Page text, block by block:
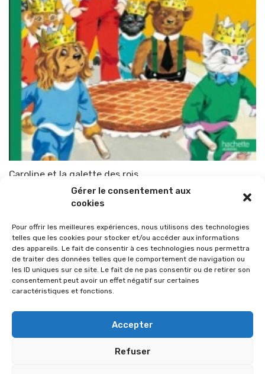
Gérer le consentement aux
cookies
Pour offrir les meilleures expériences, nous utilisons des technologies
telles que les cookies pour stocker et/ou accéder aux informations
des appareils. Le fait de consentir à ces technologies nous permettra
de traiter des données telles que le comportement de navigation ou
les ID uniques sur ce site. Le fait de ne pas consentir ou de retirer son
consentement peut avoir un effet négatif sur certaines
caractéristiques et fonctions.
Accepter
Refuser
Caroline et la galette des rois
TOP-PARENTS 26 janvier 2011